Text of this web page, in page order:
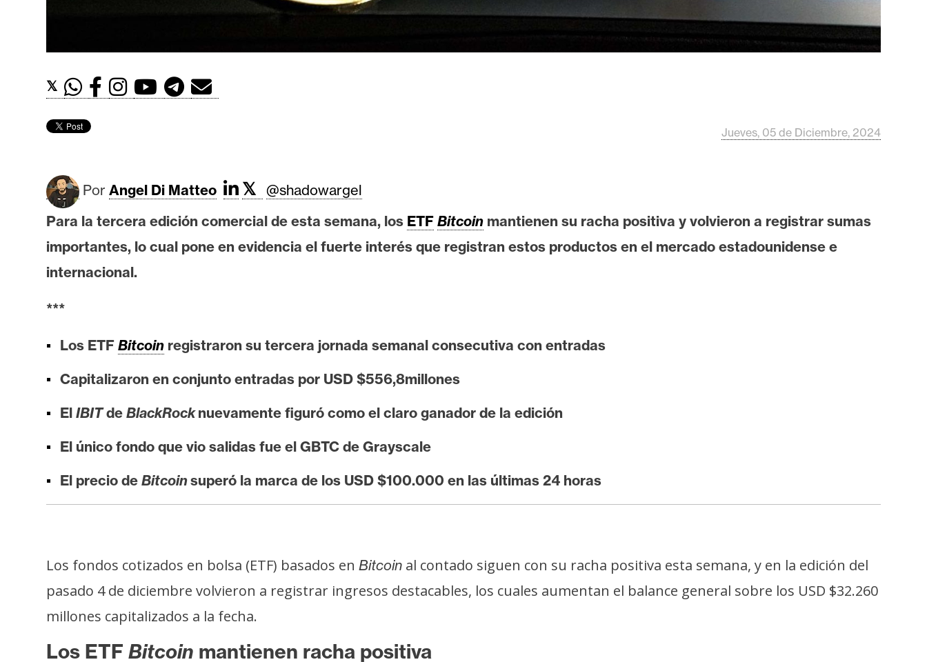
e
u
m
A
n
á
i
i
N
t
d
r
n
s
𝕏
Jueves, 05 de Diciembre, 2024
Por Angel Di Matteo 𝕏 @shadowargel
Para la tercera edición comercial de esta semana, los ETF Bitcoin mantienen su racha positiva y volvieron a registrar sumas
importantes, lo cual pone en evidencia el fuerte interés que registran estos productos en el mercado estadounidense e
internacional.
***
Los ETF Bitcoin registraron su tercera jornada semanal consecutiva con entradas
Capitalizaron en conjunto entradas por USD $556,8millones
El IBITde BlackRocknuevamente figuró como el claro ganador de la edición
El único fondo que vio salidas fue el GBTC de Grayscale
El precio de Bitcoinsuperó la marca de los USD $100.000 en las últimas 24 horas
Los fondos cotizados en bolsa (ETF) basados en Bitcoin al contado siguen con su racha positiva esta semana, y en la edición del
pasado 4 de diciembre volvieron a registrar ingresos destacables, los cuales aumentan el balance general sobre los USD $32.260
millones capitalizados a la fecha.
Los ETF Bitcoin mantienen racha positiva